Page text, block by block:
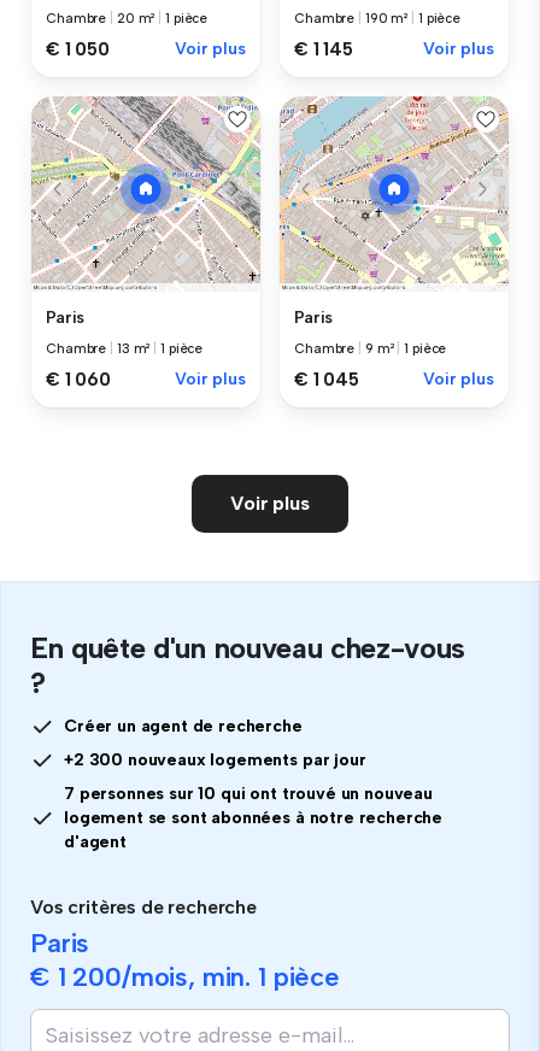
Chambre 20 m² |1 pièce
€ 1 050 Voir plus
Chambre 190 m² 1 pièce
€ 1 145 Voir plus
Paris
Chambre 13 m² |1 pièce
€ 1 060 Voir plus
Paris
Chambre 9 m² |1 pièce
€ 1 045 Voir plus
Voir plus
En quête d'un nouveau chez-vous
?
Créer un agent de recherche
+2 300 nouveaux logements par jour
7 personnes sur 10 qui ont trouvé un nouveau
logement se sont abonnées à notre recherche
d'agent
Vos critères de recherche
Paris
€ 1 200/mois, min. 1 pièce
Si
vous